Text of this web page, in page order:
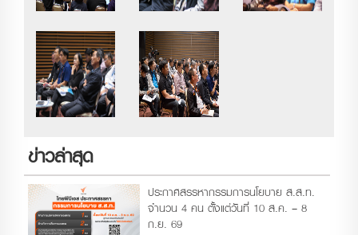
ข่าวล่าสุด
ประกาศสรรหากรรมการนโยบาย ส.ส.ท.
จำนวน 4 คน ตั้งแต่วันที่ 10 ส.ค. – 8
ก.ย. 69